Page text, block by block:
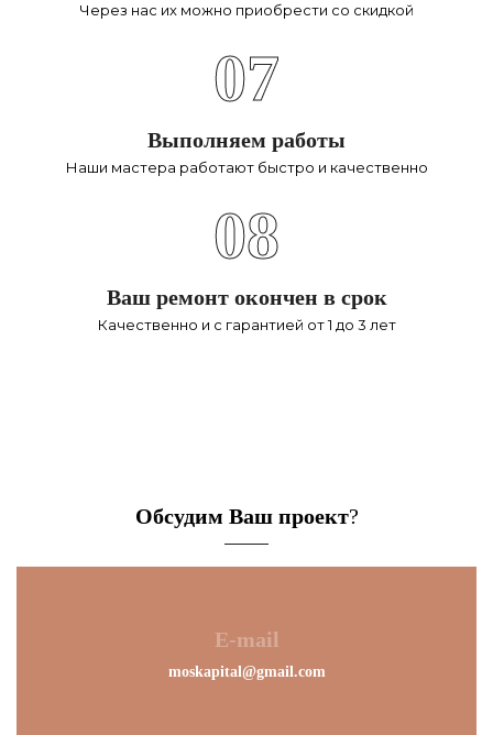
Через нас их можно приобрести со скидкой
07
Выполняем работы
Наши мастера работают быстро и качественно
08
Ваш ремонт окончен в срок
Качественно и с гарантией от 1 до 3 лет
Обсудим Ваш проект?
E-mail
moskapital@gmail.com